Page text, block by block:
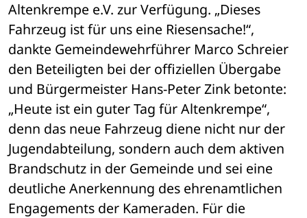
Altenkrempe e.V. zur Verfügung. „Dieses
Fahrzeug ist für uns eine Riesensache!“,
dankte Gemeindewehrführer Marco Schreier
den Beteiligten bei der offiziellen Übergabe
und Bürgermeister Hans-Peter Zink betonte:
„Heute ist ein guter Tag für Altenkrempe“,
denn das neue Fahrzeug diene nicht nur der
Jugendabteilung, sondern auch dem aktiven
Brandschutz in der Gemeinde und sei eine
deutliche Anerkennung des ehrenamtlichen
Engagements der Kameraden. Für die